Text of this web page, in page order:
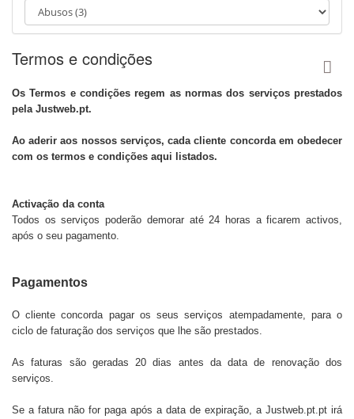
g
a
c
j
Termos e condições
Os Termos e condições regem as normas dos serviços prestados
pela Justweb.pt.
Ao aderir aos nossos serviços, cada cliente concorda em obedecer
com os termos e condições aqui listados.
Activação da conta
Todos os serviços poderão demorar até 24 horas a ficarem activos,
após o seu pagamento.
Pagamentos
O cliente concorda pagar os seus serviços atempadamente, para o
ciclo de faturação dos serviços que lhe são prestados.
As faturas são geradas 20 dias antes da data de renovação dos
serviços.
Se a fatura não for paga após a data de expiração, a Justweb.pt.pt irá